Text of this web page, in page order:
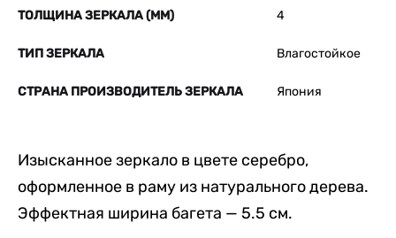
ТОЛЩИНА ЗЕРКАЛА (ММ) 4
ТИП ЗЕРКАЛА Влагостойкое
СТРАНА ПРОИЗВОДИТЕЛЬ ЗЕРКАЛА Япония
Изысканное зеркало в цвете серебро,
оформленное в раму из натурального дерева.
Эффектная ширина багета — 5.5 см.